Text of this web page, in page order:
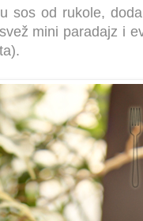
sos od rukole,
mini paradajz i